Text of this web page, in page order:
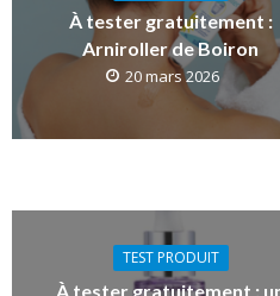
À tester gratuitement :
Arniroller de Boiron
20 mars 2026
TEST PRODUIT
À tester gratuitement :